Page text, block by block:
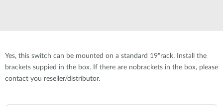
Yes, this switch can be mounted on a standard 19"rack. Install the
brackets suppied in the box. If there are nobrackets in the box, please
contact you reseller/distributor.